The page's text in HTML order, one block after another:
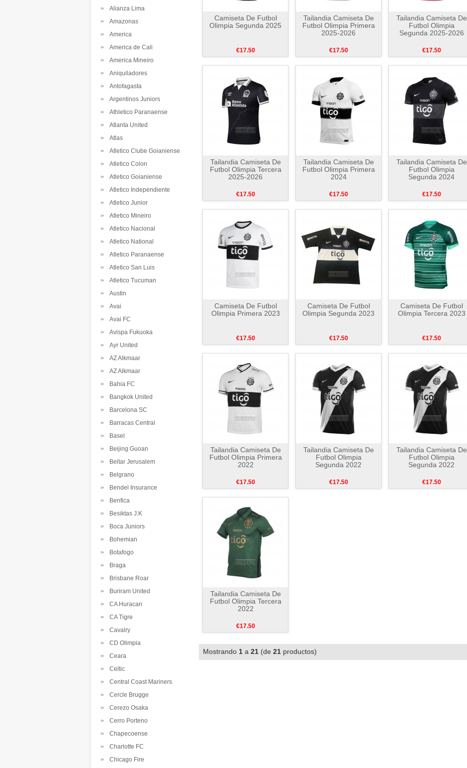
Alianza Lima
Amazonas
America
America de Cali
America Mineiro
Aniquiladores
Antofagasta
Argentinos Juniors
Athletico Paranaense
Atlanta United
Atlas
Atletico Clube Goianiense
Atletico Colon
Atletico Goianiense
Atletico Independiente
Atletico Junior
Atletico Mineiro
Atletico Nacional
Atletico National
Atletico Paranaense
Atletico San Luis
Atletico Tucuman
Austin
Avai
Avai FC
Avispa Fukuoka
Ayr United
AZ Alkmaar
AZ Alkmaar
Bahia FC
Bangkok United
Barcelona SC
Barracas Central
Basel
Beijing Guoan
Beitar Jerusalem
Belgrano
Bendel Insurance
Benfica
Besiktas J.K
Boca Juniors
Bohemian
Botafogo
Braga
Brisbane Roar
Buriram United
CA Huracan
CA Tigre
Cavalry
CD Olimpia
Ceara
Celtic
Central Coast Mariners
Cercle Brugge
Cerezo Osaka
Cerro Porteno
Chapecoense
Charlotte FC
Chicago Fire
Camiseta De Futbol
Olimpia Segunda 2025
€17.50
Tailandia Camiseta De
Futbol Olimpia Primera
2025-2026
€17.50
Tailandia Camiseta De
Futbol Olimpia
Segunda 2025-2026
€17.50
Tailandia Camiseta De
Futbol Olimpia Tercera
2025-2026
€17.50
Tailandia Camiseta De
Futbol Olimpia Primera
2024
€17.50
Tailandia Camiseta De
Futbol Olimpia
Segunda 2024
€17.50
Camiseta De Futbol
Olimpia Primera 2023
€17.50
Camiseta De Futbol
Olimpia Segunda 2023
€17.50
Camiseta De Futbol
Olimpia Tercera 2023
€17.50
Tailandia Camiseta De
Futbol Olimpia Primera
2022
€17.50
Tailandia Camiseta De
Futbol Olimpia
Segunda 2022
€17.50
Tailandia Camiseta De
Futbol Olimpia
Segunda 2022
€17.50
Tailandia Camiseta De
Futbol Olimpia Tercera
2022
€17.50
Mostrando 1 a 21 (de 21 productos)